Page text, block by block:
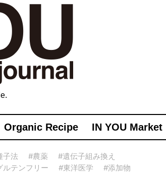
Organic Recipe IN YOU Market
子法 #農薬
#遺伝子組み換え
ルテンフリー
#東洋医学
#添加物